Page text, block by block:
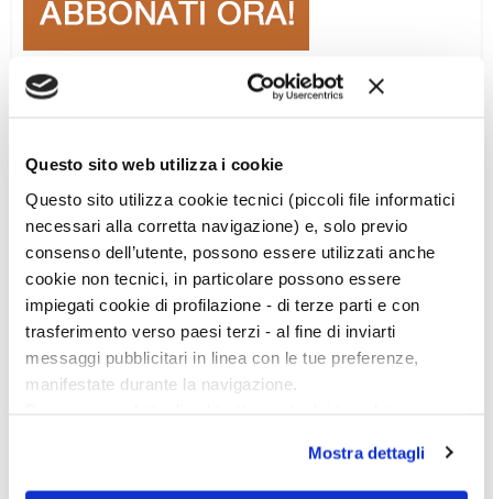
Questo sito web utilizza i cookie
Questo sito utilizza cookie tecnici (piccoli file informatici
necessari alla corretta navigazione) e, solo previo
consenso dell’utente, possono essere utilizzati anche
cookie non tecnici, in particolare possono essere
impiegati cookie di profilazione - di terze parti e con
trasferimento verso paesi terzi - al fine di inviarti
messaggi pubblicitari in linea con le tue preferenze,
manifestate durante la navigazione.
scelte privacy sui cookie, ti invitiamo a prendere visione
dell’informativa cookie.
Mostra dettagli
Ciclo di conferenze